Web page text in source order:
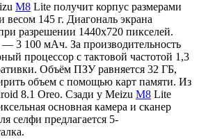
M8 Lite получит корпус размерами
145 г. Диагональ экрана
разрешении 1440х720 пикселей.
— 3 100 мАч. За производительность
процессор с тактовой частотой 1,3
Объём ПЗУ равняется 32 ГБ,
объем с помощью карт памяти. Из
8.1 Oreo. Сзади у Meizu M8 Lite
основная камера и сканер
селфи предлагается 5-